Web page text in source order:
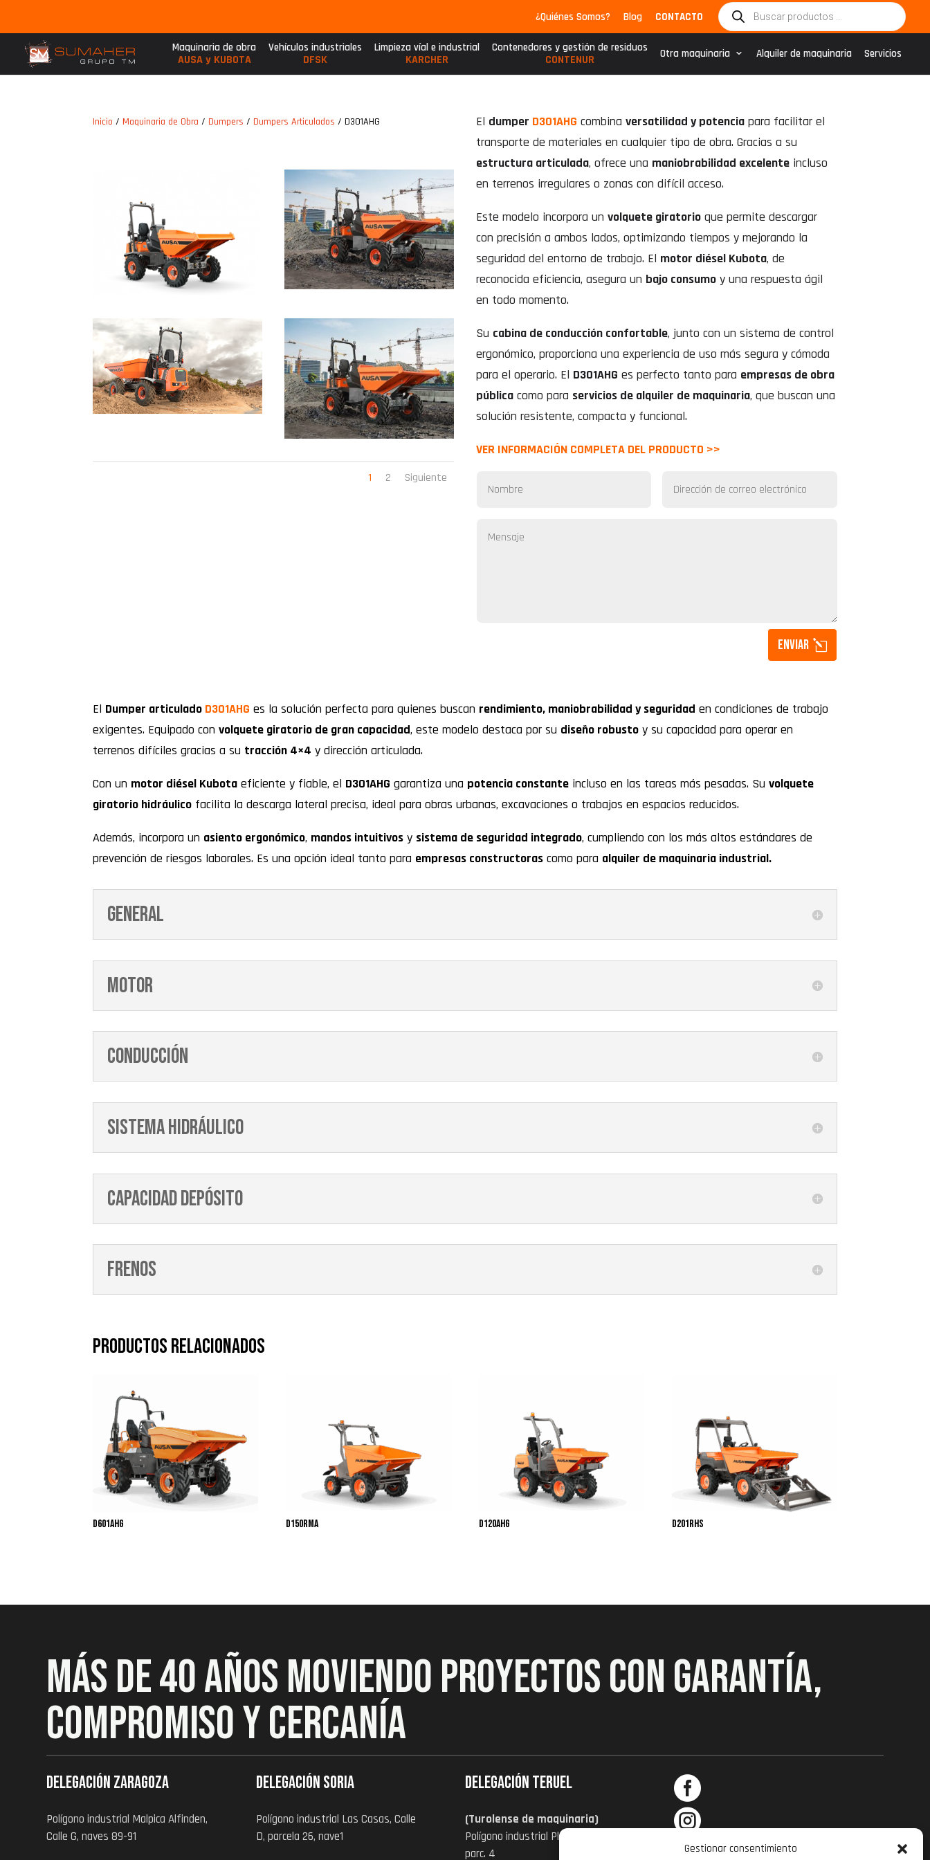
Gestionar consentimiento
¿Quiénes Somos? Blog CONTACTO
Búsqueda
de
productos
Maquinaria de obra
AUSA y KUBOTA
Vehículos industriales
DFSK
Limpieza víal e industrial
KARCHER
Contenedores y gestión de residuos
CONTENUR Otra maquinaria Alquiler de maquinaria Servicios
Inicio / Maquinaria de Obra / Dumpers / Dumpers Articulados / D301AHG
1 2 Siguiente
El dumper D301AHG combinaversatilidad y potencia para facilitar el
transporte de materiales en cualquier tipo de obra. Gracias a su
estructura articulada, ofrece una maniobrabilidad excelente incluso
en terrenos irregulares o zonas con difícil acceso.
Este modelo incorpora unvolquete giratorio que permite descargar
con precisión a ambos lados, optimizando tiempos y mejorando la
seguridad del entorno de trabajo. El motor diésel Kubota, de
reconocida eficiencia, asegura un bajo consumo y una respuesta ágil
en todo momento.
Su cabina de conducción confortable, junto con un sistema de control
ergonómico, proporciona una experiencia de uso más segura y cómoda
para el operario. El D301AHG es perfecto tanto para empresas de obra
pública como para servicios de alquiler de maquinaria, que buscan una
solución resistente, compacta y funcional.
VER INFORMACIÓN COMPLETA DEL PRODUCTO >>
Enviar
El Dumper articulado D301AHG es la solución perfecta para quienes buscan rendimiento, maniobrabilidad y seguridad en condiciones de trabajo
exigentes. Equipado convolquete giratorio de gran capacidad, este modelo destaca por su diseño robusto y su capacidad para operar en
terrenos difíciles gracias a su tracción 4×4 y dirección articulada.
Con un motor diésel Kubota eficiente y fiable, el D301AHG garantiza una potencia constante incluso en las tareas más pesadas. Suvolquete
giratorio hidráulico facilita la descarga lateral precisa, ideal para obras urbanas, excavaciones o trabajos en espacios reducidos.
Además, incorpora un asiento ergonómico, mandos intuitivos y sistema de seguridad integrado, cumpliendo con los más altos estándares de
prevención de riesgos laborales. Es una opción ideal tanto para empresas constructoras como para alquiler de maquinaria industrial.
General
Motor
Conducción
Sistema hidráulico
Capacidad depósito
Frenos
Productos relacionados
D601AHG D150RMA D120AHG D201RHS
MÁS DE 40 AÑOS MOVIENDO PROYECTOS CON GARANTÍA,
COMPROMISO Y CERCANÍA
Delegación zaragoza
Polígono industrial Malpica Alfinden,
Calle G, naves 89-91
Delegación Soria
Polígono industrial Las Casas, Calle
D, parcela 26, nave1
Delegación Teruel
(Turolense de maquinaria)
Polígono industrial Platea zona I,
parc. 4


